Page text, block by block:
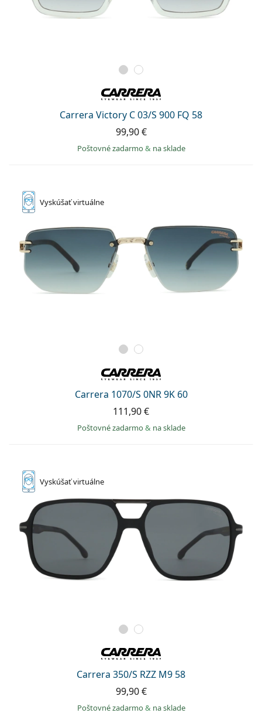
Carrera Victory C 03/S 900 FQ 58
99,90 €
Poštovné zadarmo& na sklade
Vyskúšaťvirtuálne
Carrera 1070/S 0NR 9K 60
111,90 €
Poštovné zadarmo& na sklade
Vyskúšaťvirtuálne
Carrera 350/S RZZ M9 58
99,90 €
Poštovné zadarmo& na sklade